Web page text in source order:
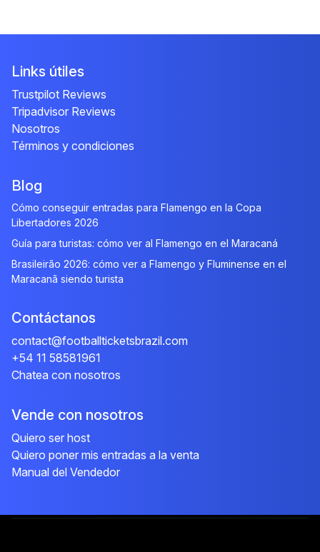
Links útiles
Trustpilot Reviews
Tripadvisor Reviews
Nosotros
Términos y condiciones
Blog
Cómo conseguir entradas para Flamengo en la Copa
Libertadores 2026
Guía para turistas: cómo ver al Flamengo en el Maracaná
Brasileirão 2026: cómo ver a Flamengo y Fluminense en el
Maracanã siendo turista
Contáctanos
contact@footballticketsbrazil.com
+54 11 58581961
Chatea con nosotros
Vende con nosotros
Quiero ser host
Quiero poner mis entradas a la venta
Manual del Vendedor